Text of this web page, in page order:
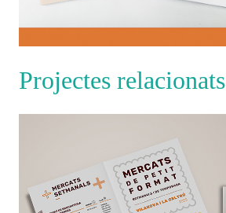
Projectes relacionats